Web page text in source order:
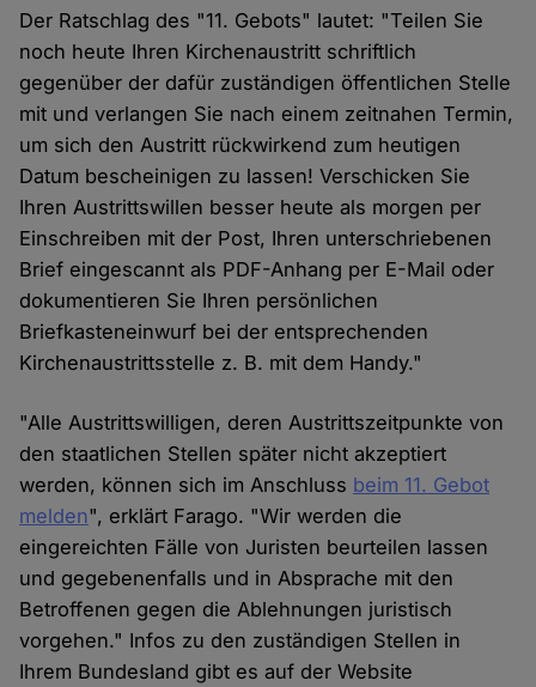
Der Ratschlag des "11. Gebots" lautet: "Teilen Sie
noch heute Ihren Kirchenaustritt schriftlich
gegenüber der dafür zuständigen öffentlichen Stelle
mit und verlangen Sie nach einem zeitnahen Termin,
um sich den Austritt rückwirkend zum heutigen
Datum bescheinigen zu lassen! Verschicken Sie
Ihren Austrittswillen besser heute als morgen per
Einschreiben mit der Post, Ihren unterschriebenen
Brief eingescannt als PDF-Anhang per E-Mail oder
dokumentieren Sie Ihren persönlichen
Briefkasteneinwurf bei der entsprechenden
Kirchenaustrittsstelle z. B. mit dem Handy."
"Alle Austrittswilligen, deren Austrittszeitpunkte von
den staatlichen Stellen später nicht akzeptiert
werden, können sich im Anschluss beim 11. Gebot
melden", erklärt Farago. "Wir werden die
eingereichten Fälle von Juristen beurteilen lassen
und gegebenenfalls und in Absprache mit den
Betroffenen gegen die Ablehnungen juristisch
vorgehen." Infos zu den zuständigen Stellen in
Ihrem Bundesland gibt es auf der Website